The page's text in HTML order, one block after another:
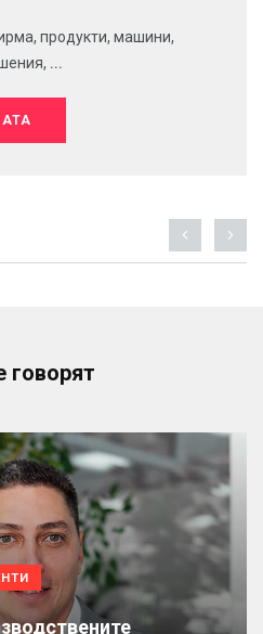
продукти, машини,
...
говорят